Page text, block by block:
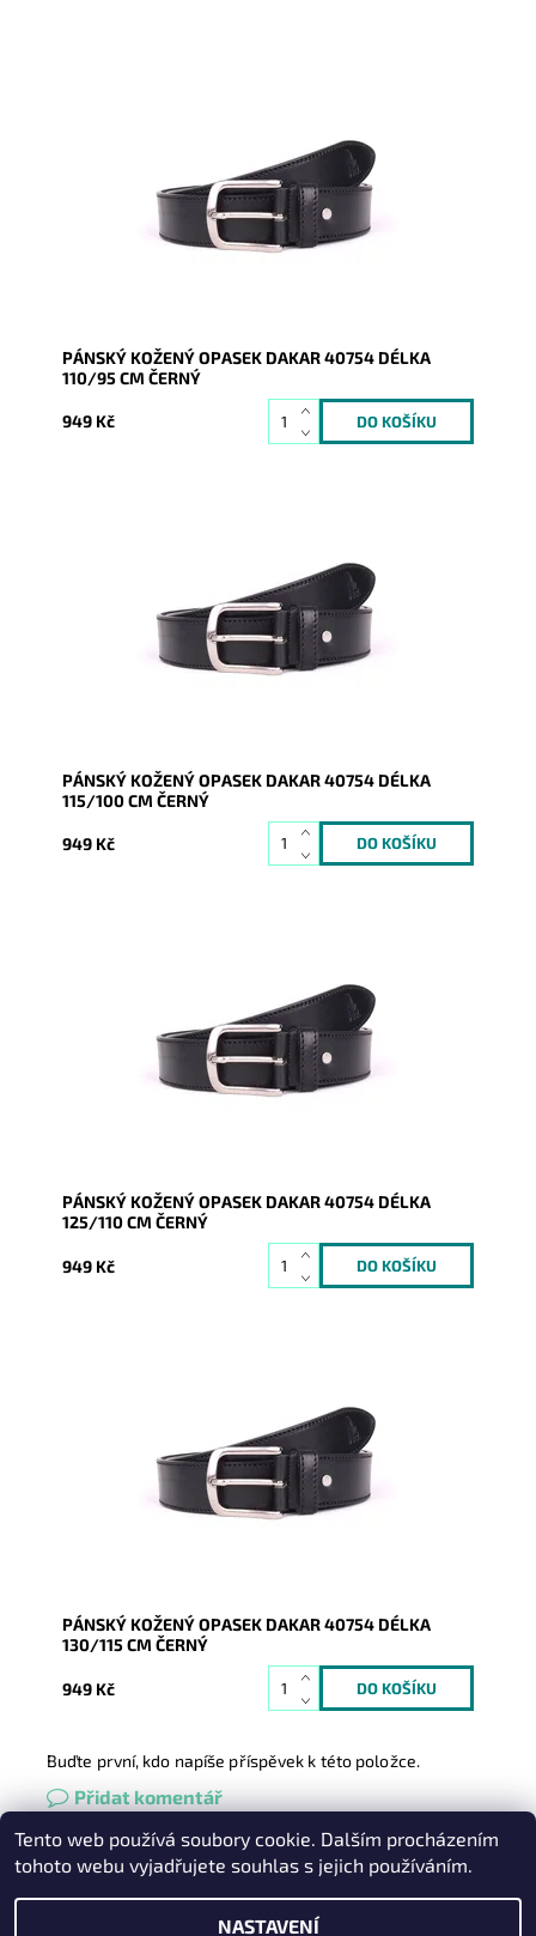
16933
DAKAR
2 roky
PÁNSKÝ KOŽENÝ OPASEK DAKAR 40754 DÉLKA
110/95 CM ČERNÝ
949 Kč
16934
DAKAR
2 roky
PÁNSKÝ KOŽENÝ OPASEK DAKAR 40754 DÉLKA
115/100 CM ČERNÝ
949 Kč
16936
DAKAR
2 roky
PÁNSKÝ KOŽENÝ OPASEK DAKAR 40754 DÉLKA
125/110 CM ČERNÝ
949 Kč
16937
DAKAR
2 roky
PÁNSKÝ KOŽENÝ OPASEK DAKAR 40754 DÉLKA
130/115 CM ČERNÝ
949 Kč
Buďte první, kdo napíše příspěvek k této položce.
Přidat komentář
Heureka.cz | Zboží.cz Oázakabelek
Tento web používá soubory cookie. Dalším procházením
tohoto webu vyjadřujete souhlas s jejich používáním.
NASTAVENÍ